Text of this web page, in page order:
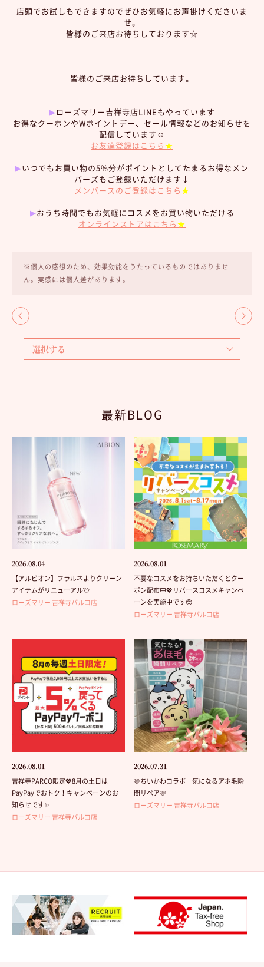
店頭でお試しもできますのでぜひお気軽にお声掛けくださいま
せ。
皆様のご来店お待ちしております☆
皆様のご来店お待ちしています。
▶︎ローズマリー吉祥寺店LINEもやっています
お得なクーポンやWポイントデー、セール情報などのお知らせを
配信しています☺︎
お友達登録はこちら★
▶︎いつでもお買い物の5%分がポイントとしてたまるお得なメン
バーズもご登録いただけます↓
メンバースのご登録はこちら★
▶︎おうち時間でもお気軽にコスメをお買い物いただける
オンラインストアはこちら★
※個人の感想のため、効果効能をうたっているものではありませ
ん。実感には個人差があります。
最新BLOG
2026.08.04
【アルビオン】フラルネよりクリーン
アイテムがリニューアル💘
ローズマリー 吉祥寺パルコ店
2026.08.01
不要なコスメをお持ちいただくとクー
ポン配布中💖リバースコスメキャンペ
ーンを実施中です😊
ローズマリー 吉祥寺パルコ店
2026.08.01
吉祥寺PARCO限定💖8月の土日は
PayPayでおトク！キャンペーンのお
知らせです✨
ローズマリー 吉祥寺パルコ店
2026.07.31
🩷ちいかわコラボ 気になるアホ毛瞬
間リペア🩷
ローズマリー 吉祥寺パルコ店